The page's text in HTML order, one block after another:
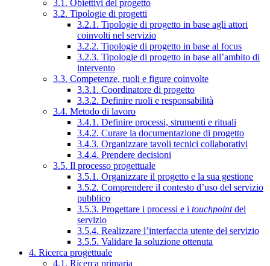
3.1. Obiettivi del progetto
3.2. Tipologie di progetti
3.2.1. Tipologie di progetto in base agli attori
coinvolti nel servizio
3.2.2. Tipologie di progetto in base al focus
3.2.3. Tipologie di progetto in base all’ambito di
intervento
3.3. Competenze, ruoli e figure coinvolte
3.3.1. Coordinatore di progetto
3.3.2. Definire ruoli e responsabilità
3.4. Metodo di lavoro
3.4.1. Definire processi, strumenti e rituali
3.4.2. Curare la documentazione di progetto
3.4.3. Organizzare tavoli tecnici collaborativi
3.4.4. Prendere decisioni
3.5. Il processo progettuale
3.5.1. Organizzare il progetto e la sua gestione
3.5.2. Comprendere il contesto d’uso del servizio
pubblico
3.5.3. Progettare i processi e i touchpointdel
servizio
3.5.4. Realizzare l’interfaccia utente del servizio
3.5.5. Validare la soluzione ottenuta
4. Ricerca progettuale
4.1. Ricerca primaria